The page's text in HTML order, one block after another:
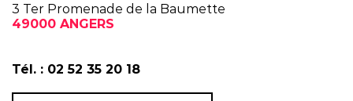
3 Ter Promenade de la Baumette
49000 ANGERS
Tél. : 02 52 35 20 18